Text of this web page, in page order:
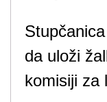
da uloži
komisiji za